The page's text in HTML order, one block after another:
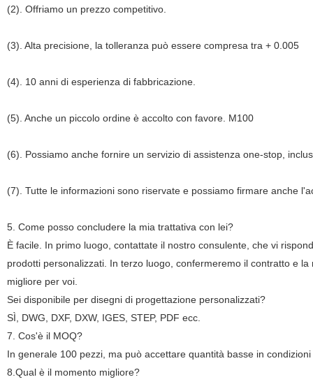
(2). Offriamo un prezzo competitivo.
(3). Alta precisione, la tolleranza può essere compresa tra + 0.005
(4). 10 anni di esperienza di fabbricazione.
(5). Anche un piccolo ordine è accolto con favore. M100
(6). Possiamo anche fornire un servizio di assistenza one-stop,
(7). Tutte le informazioni sono riservate e possiamo firmare anche
5. Come posso concludere la mia trattativa con lei?
È facile. In primo luogo, contattate il nostro consulente, che vi
prodotti personalizzati. In terzo luogo, confermeremo il contratto e
migliore per voi.
Sei disponibile per disegni di progettazione personalizzati?
SÌ, DWG, DXF, DXW, IGES, STEP, PDF ecc.
7. Cos'è il MOQ?
In generale 100 pezzi, ma può accettare quantità basse in condizioni
8.Qual è il momento migliore?